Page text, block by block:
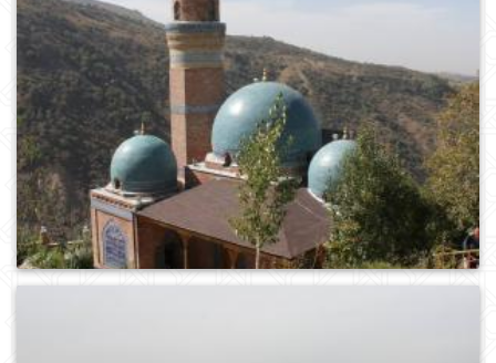
0 631